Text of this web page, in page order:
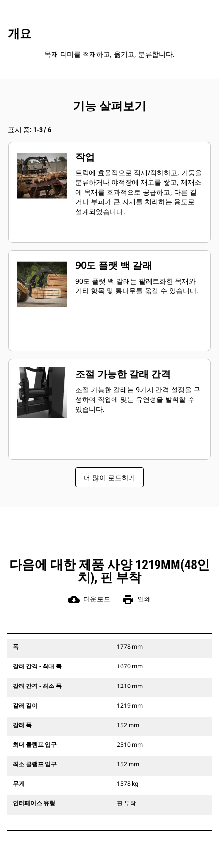
개요
목재 더미를 적재하고, 옮기고, 분류합니다.
기능 살펴보기
표시 중: 1-3 / 6
작업
트럭에 효율적으로 적재/적하하고, 기둥을
분류하거나 야적장에 재고를 쌓고, 제재소
에 목재를 효과적으로 공급하고, 다른 길
거나 부피가 큰 자재를 처리하는 용도로
설계되었습니다.
90도 플랫 백 갈래
90도 플랫 백 갈래는 팔레트화한 목재와
기타 항목 및 통나무를 옮길 수 있습니다.
조절 가능한 갈래 간격
조절 가능한 갈래는 9가지 간격 설정을 구
성하여 작업에 맞는 유연성을 발휘할 수
있습니다.
더 많이 로드하기
다음에 대한 제품 사양 1219MM(48인
치), 핀 부착
cloud_download 다운로드 print 인쇄
폭 1778 mm
갈래 간격 - 최대 폭 1670 mm
갈래 간격 - 최소 폭 1210 mm
갈래 길이 1219 mm
갈래 폭 152 mm
최대 클램프 입구 2510 mm
최소 클램프 입구 152 mm
무게 1578 kg
인터페이스 유형 핀 부착